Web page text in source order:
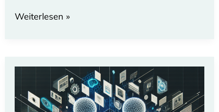
WEG-
PropTech-
Innovation
Weiterlesen »